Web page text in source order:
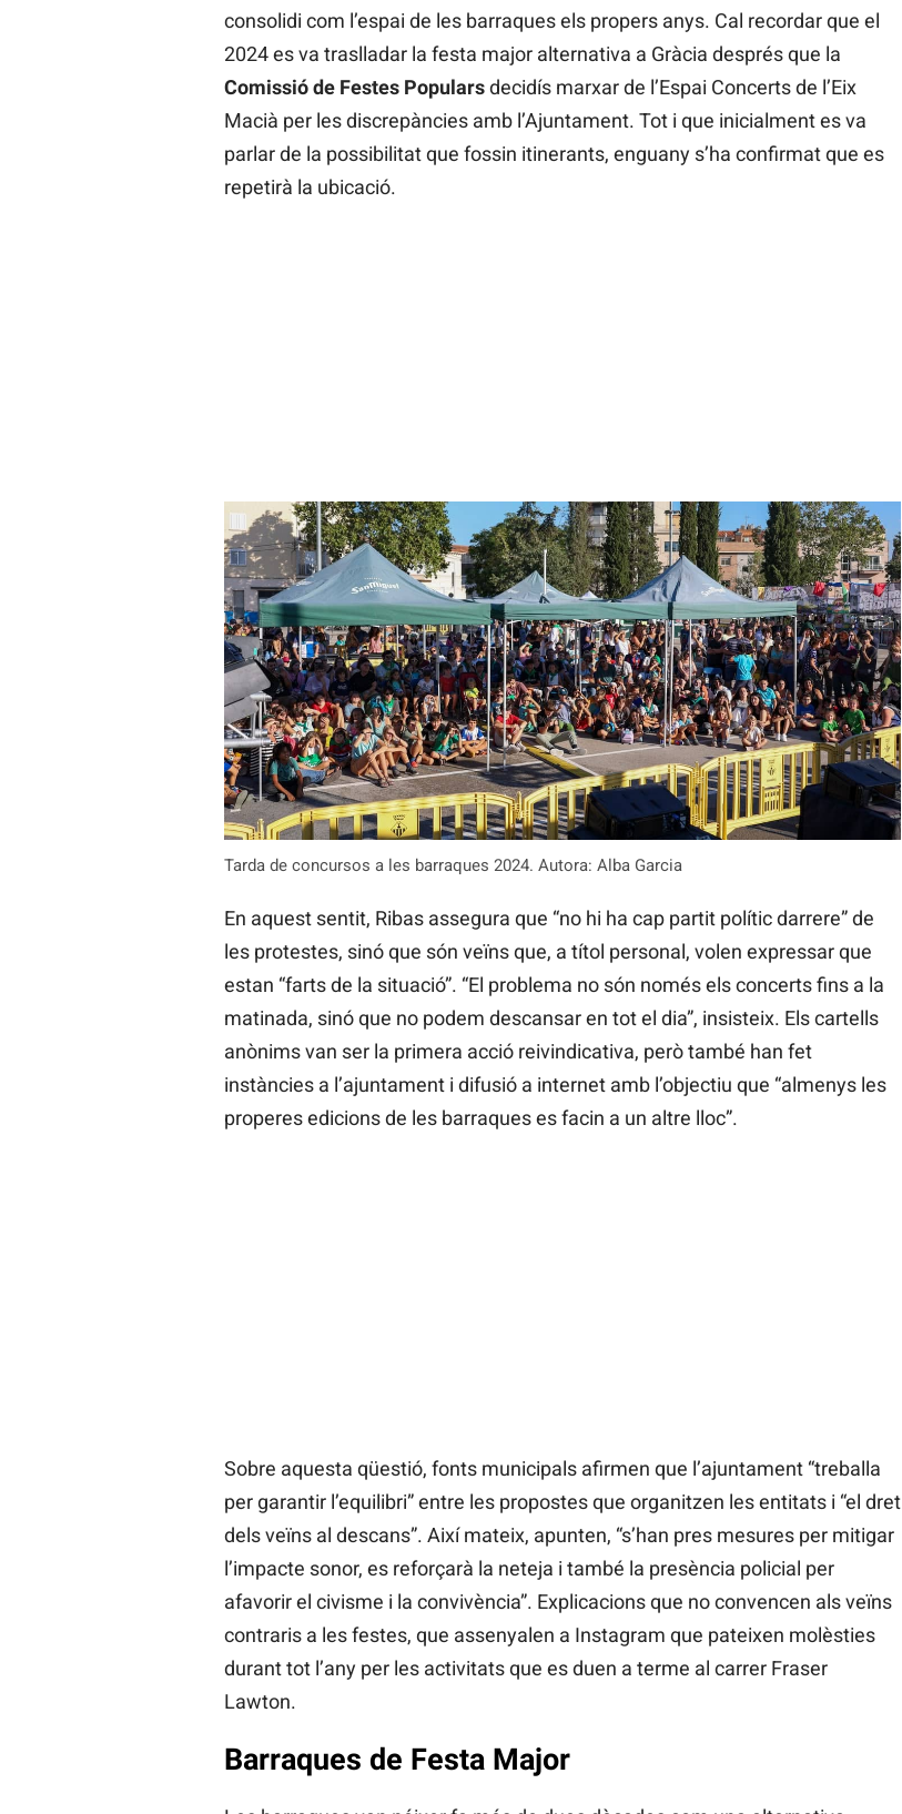
consolidi com l’espai de les barraques els propers anys. Cal recordar que el
2024 es va traslladar la festa major alternativa a Gràcia després que la
Comissió de Festes Popularsdecidís marxar de l’Espai Concerts de l’Eix
Macià per les discrepàncies amb l’Ajuntament. Tot i que inicialment es va
parlar de la possibilitat que fossin itinerants, enguany s’ha confirmat que es
repetirà la ubicació.
Tarda de concursos a les barraques 2024. Autora: Alba Garcia
En aquest sentit, Ribas assegura que “no hi ha cap partit polític darrere” de
les protestes, sinó que són veïns que, a títol personal, volen expressar que
estan “farts de la situació”. “El problema no són només els concerts fins a la
matinada, sinó que no podem descansar en tot el dia”, insisteix. Els cartells
anònims van ser la primera acció reivindicativa, però també han fet
instàncies a l’ajuntament i difusió a internet amb l’objectiu que “almenys les
properes edicions de les barraques es facin a un altre lloc”.
Sobre aquesta qüestió, fonts municipals afirmen que l’ajuntament “treballa
per garantir l’equilibri” entre les propostes que organitzen les entitats i “el dret
dels veïns al descans”. Així mateix, apunten, “s’han pres mesures per mitigar
l’impacte sonor, es reforçarà la neteja i també la presència policial per
afavorir el civisme i la convivència”. Explicacions que no convencen als veïns
contraris a les festes, que assenyalen a Instagram que pateixen molèsties
durant tot l’any per les activitats que es duen a terme al carrer Fraser
Lawton.
Barraques de Festa Major